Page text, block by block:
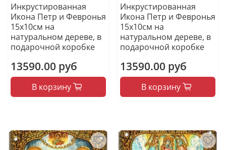
Инкрустированная
Икона Петр и Февронья
15х10см на
натуральном дереве, в
подарочной коробке
13590.00 руб
В корзину
Инкрустированная
Икона Петр и Февронья
15х10см на
натуральном дереве, в
подарочной коробке
13590.00 руб
В корзину